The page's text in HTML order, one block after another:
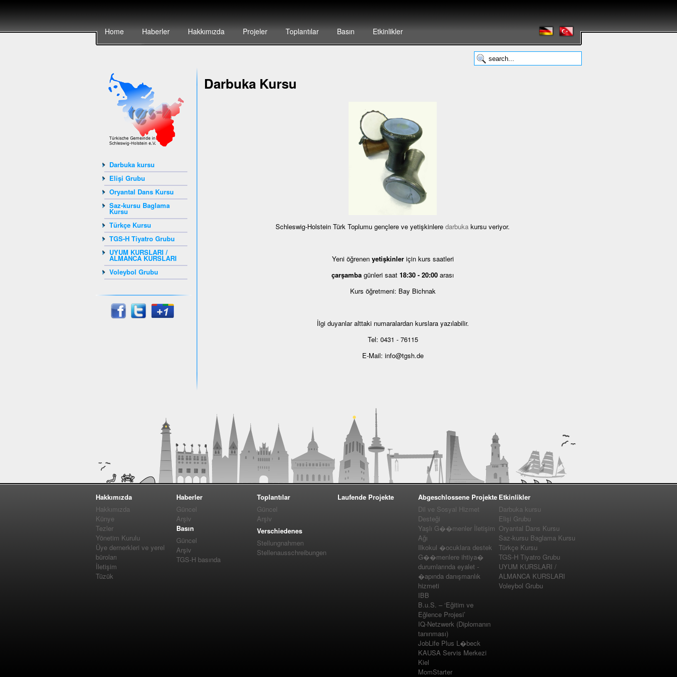
Home Haberler Hakkımızda Projeler Toplantılar Basın Etkinlikler
Darbuka kursu
Elişi Grubu
Oryantal Dans Kursu
Saz-kursu Baglama
Kursu
Türkçe Kursu
TGS-H Tiyatro Grubu
UYUM KURSLARI /
ALMANCA KURSLARI
Voleybol Grubu
Darbuka Kursu
Schleswig-Holstein Türk Toplumu gençlere ve yetişkinlere darbuka kursu veriyor.
Yeni öğrenen yetişkinler için kurs saatleri
çarşamba günleri saat 18:30 - 20:00 arası
Kurs öğretmeni: Bay Bichnak
İlgi duyanlar alttaki numaralardan kurslara yazılabilir.
Tel: 0431 - 76115
E-Mail: info@tgsh.de
Hakkımızda
Hakkımızda
Künye
Tezler
Yönetim Kurulu
Üye dernerkleri ve yerel
büroları
İletişim
Tüzük
Haberler
Güncel
Arşiv
Basın
Güncel
Arşiv
TGS-H basında
Toplantılar
Güncel
Arşiv
Verschiedenes
Stellungnahmen
Stellenausschreibungen
Laufende Projekte
Abgeschlossene Projekte
Dil ve Sosyal Hizmet
Desteği
Yaşlı G��menler İletişim
Ağı
Ilkokul �ocuklara destek
G��menlere ihtiya�
durumlarında eyalet -
�apında danışmanlık
hizmeti
IBB
B.u.S. – ‘Eğitim ve
Eğlence Projesi’
IQ-Netzwerk (Diplomanın
tanınması)
JobLife Plus L�beck
KAUSA Servis Merkezi
Kiel
MomStarter
Etkinlikler
Darbuka kursu
Elişi Grubu
Oryantal Dans Kursu
Saz-kursu Baglama Kursu
Türkçe Kursu
TGS-H Tiyatro Grubu
UYUM KURSLARI /
ALMANCA KURSLARI
Voleybol Grubu